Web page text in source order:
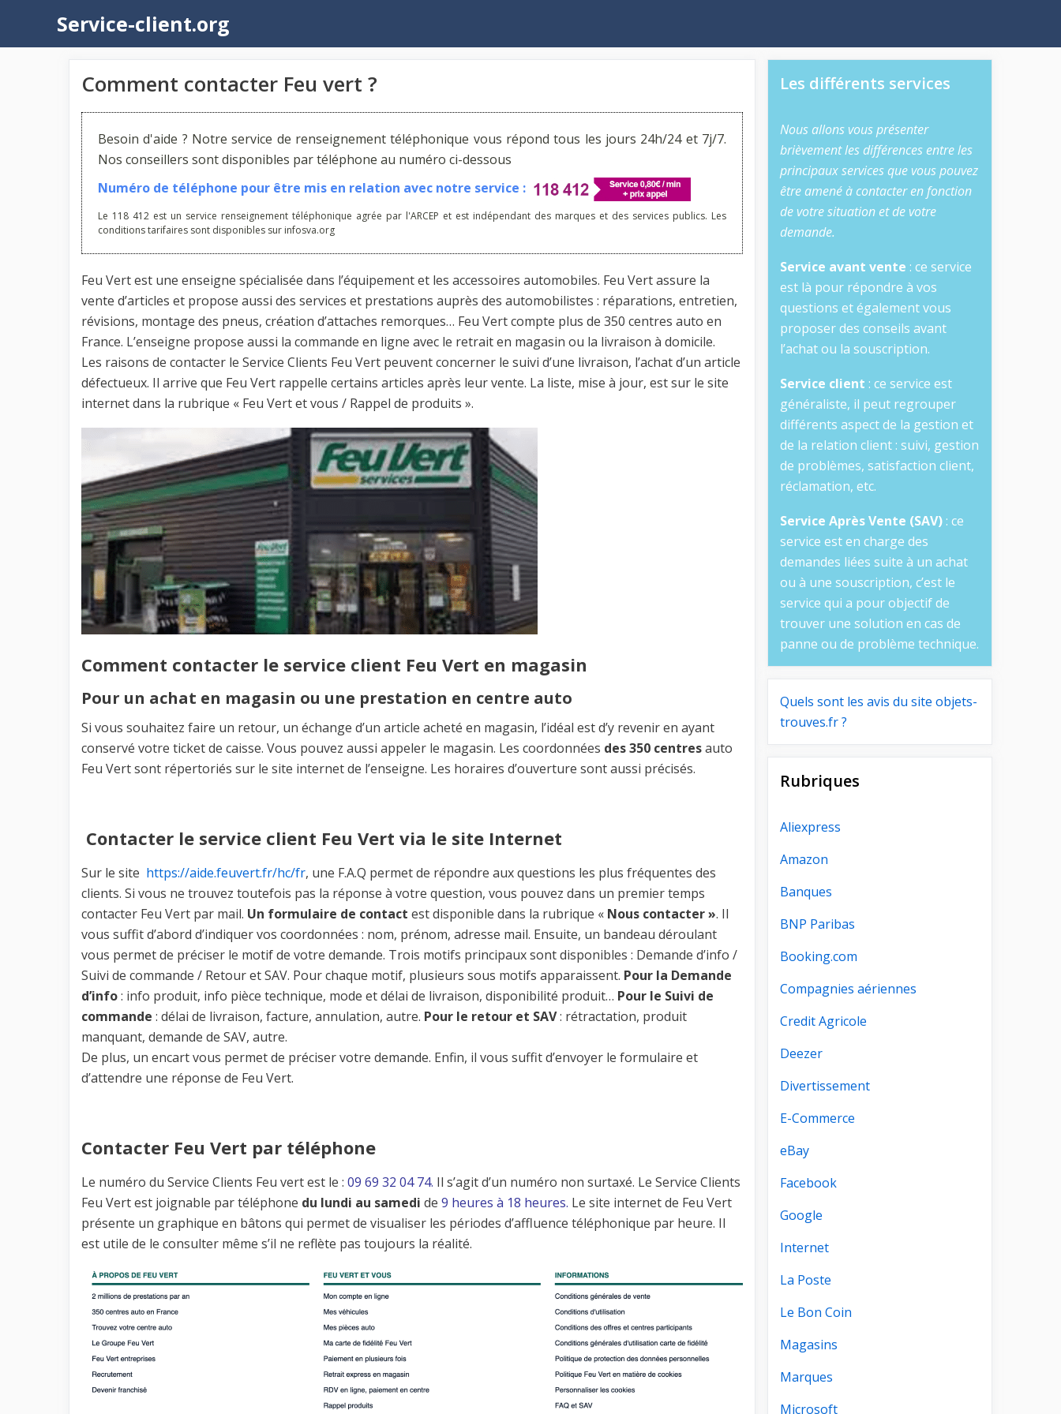
contenu
Service-client.org
Comment contacter Feu vert ?
Besoin d'aide ? Notre service de renseignement téléphonique vous répond tous les jours 24h/24 et 7j/7.
Nos conseillers sont disponibles par téléphone au numéro ci-dessous
Numéro de téléphone pour être mis en relation avec notre service :
Le 118 412 est un service renseignement téléphonique agrée par l'ARCEP et est indépendant des marques et des services publics. Les
conditions tarifaires sont disponibles sur infosva.org
Feu Vert est une enseigne spécialisée dans l’équipement et les accessoires automobiles. Feu Vert assure la
vente d’articles et propose aussi des services et prestations auprès des automobilistes : réparations, entretien,
révisions, montage des pneus, création d’attaches remorques… Feu Vert compte plus de 350 centres auto en
France. L’enseigne propose aussi la commande en ligne avec le retrait en magasin ou la livraison à domicile.
Les raisons de contacter le Service Clients Feu Vert peuvent concerner le suivi d’une livraison, l’achat d’un article
défectueux. Il arrive que Feu Vert rappelle certains articles après leur vente. La liste, mise à jour, est sur le site
internet dans la rubrique « Feu Vert et vous / Rappel de produits ».
Comment contacter le service client Feu Vert en magasin
Pour un achat en magasin ou une prestation en centre auto
Si vous souhaitez faire un retour, un échange d’un article acheté en magasin, l’idéal est d’y revenir en ayant
conservé votre ticket de caisse. Vous pouvez aussi appeler le magasin. Les coordonnées des 350 centresauto
Feu Vert sont répertoriés sur le site internet de l’enseigne. Les horaires d’ouverture sont aussi précisés.
Contacter le service client Feu Vert via le site Internet
Sur le site https://aide.feuvert.fr/hc/fr, une F.A.Q permet de répondre aux questions les plus fréquentes des
clients. Si vous ne trouvez toutefois pas la réponse à votre question, vous pouvez dans un premier temps
contacter Feu Vert par mail. Un formulaire de contact est disponible dans la rubrique « Nous contacter ». Il
vous suffit d’abord d’indiquer vos coordonnées : nom, prénom, adresse mail. Ensuite, un bandeau déroulant
vous permet de préciser le motif de votre demande. Trois motifs principaux sont disponibles : Demande d’info /
Suivi de commande / Retour et SAV. Pour chaque motif, plusieurs sous motifs apparaissent. Pour la Demande
d’info: info produit, info pièce technique, mode et délai de livraison, disponibilité produit… Pour le Suivi de
commande : délai de livraison, facture, annulation, autre. Pour le retour et SAV: rétractation, produit
manquant, demande de SAV, autre.
De plus, un encart vous permet de préciser votre demande. Enfin, il vous suffit d’envoyer le formulaire et
d’attendre une réponse de Feu Vert.
Contacter Feu Vert par téléphone
Le numéro du Service Clients Feu vert est le : 09 69 32 04 74. Il s’agit d’un numéro non surtaxé. Le Service Clients
Feu Vert est joignable par téléphone du lundi au samedi de 9 heures à 18 heures. Le site internet de Feu Vert
présente un graphique en bâtons qui permet de visualiser les périodes d’affluence téléphonique par heure. Il
est utile de le consulter même s’il ne reflète pas toujours la réalité.
Les différents services
Nous allons vous présenter
brièvement les différences entre les
principaux services que vous pouvez
être amené à contacter en fonction
de votre situation et de votre
demande.
Service avant vente : ce service
est là pour répondre à vos
questions et également vous
proposer des conseils avant
l’achat ou la souscription.
Service client : ce service est
généraliste, il peut regrouper
différents aspect de la gestion et
de la relation client : suivi, gestion
de problèmes, satisfaction client,
réclamation, etc.
Service Après Vente (SAV) : ce
service est en charge des
demandes liées suite à un achat
ou à une souscription, c’est le
service qui a pour objectif de
trouver une solution en cas de
panne ou de problème technique.
Quels sont les avis du site objets-
trouves.fr ?
Rubriques
Aliexpress
Amazon
Banques
BNP Paribas
Booking.com
Compagnies aériennes
Credit Agricole
Deezer
Divertissement
E-Commerce
eBay
Facebook
Google
Internet
La Poste
Le Bon Coin
Magasins
Marques
Microsoft